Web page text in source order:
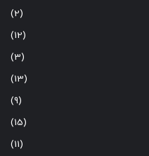
(2)
(12)
(3)
(13)
(9)
(15)
(11)